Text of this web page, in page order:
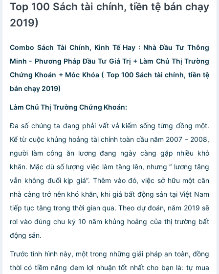
Top 100 Sách tài chính, tiền tệ bán chạy
2019)
Combo Sách Tài Chính, Kinh Tế Hay : Nhà Đầu Tư Thông
Minh - Phương Pháp Đầu Tư Giá Trị + Làm Chủ Thị Trường
Chứng Khoán + Móc Khóa ( Top 100 Sách tài chính, tiền tệ
bán chạy 2019)
Làm Chủ Thị Trường Chứng Khoán:
Đa số chúng ta đang phải vất vả kiếm sống từng đồng một.
Kể từ cuộc khủng hoảng tài chính toàn cầu năm 2007 – 2008,
người làm công ăn lương đang ngày càng gặp nhiều khó
khăn. Mặc dù số lượng việc làm tăng lên, nhưng “ lương tăng
vẫn không đuổi kịp giá”. Thêm vào đó, việc sở hữu một căn
nhà càng trở nên khó khăn, khi giá bất động sản tại Việt Nam
tiếp tục tăng trong thời gian qua. Theo dự đoán, năm 2019 sẽ
rơi vào đúng chu ký 10 năm khủng hoảng của thị trường bất
động sản.
Trước tình hình này, một trong những giải pháp an toàn, đồng
thời có tiềm năng đem lợi nhuận tốt nhất cho bạn là: tự mua